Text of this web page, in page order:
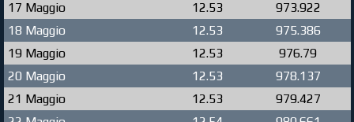
17 Maggio
12.53
973.922
18 Maggio
12.53
975.386
19 Maggio
12.53
976.79
20 Maggio
12.53
978.137
21 Maggio
12.53
979.427